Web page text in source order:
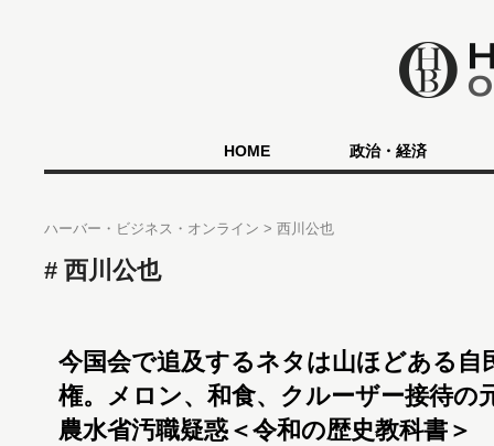
HOME 政治・経済
ハーバー・ビジネス・オンライン 西川公也
西川公也
今国会で追及するネタは山ほどある自
権。メロン、和食、クルーザー接待の
農水省汚職疑惑＜令和の歴史教科書＞